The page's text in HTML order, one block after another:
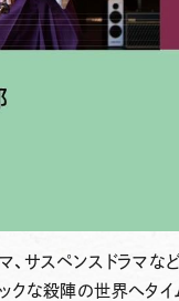
、サスペンスドラマな
クな殺陣の世界へタイ